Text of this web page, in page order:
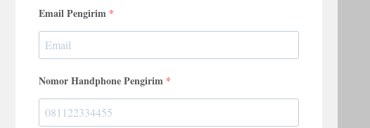
Email Pengirim
Nomor Handphone Pengirim